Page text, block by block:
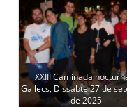
XXIII Caminada
Gallecs, Dissabte 27 de
de 2025